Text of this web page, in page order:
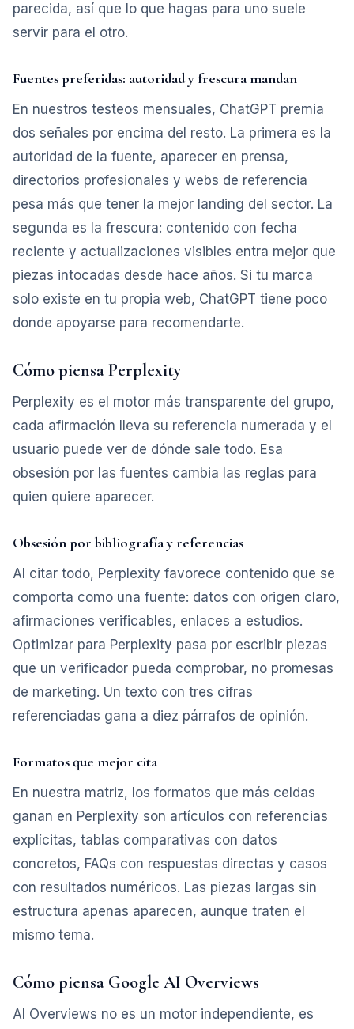
parecida, así que lo que hagas para uno suele
servir para el otro.
Fuentes preferidas: autoridad y frescura mandan
En nuestros testeos mensuales, ChatGPT premia
dos señales por encima del resto. La primera es la
autoridad de la fuente, aparecer en prensa,
directorios profesionales y webs de referencia
pesa más que tener la mejor landing del sector. La
segunda es la frescura: contenido con fecha
reciente y actualizaciones visibles entra mejor que
piezas intocadas desde hace años. Si tu marca
solo existe en tu propia web, ChatGPT tiene poco
donde apoyarse para recomendarte.
Cómo piensa Perplexity
Perplexity es el motor más transparente del grupo,
cada afirmación lleva su referencia numerada y el
usuario puede ver de dónde sale todo. Esa
obsesión por las fuentes cambia las reglas para
quien quiere aparecer.
Obsesión por bibliografía y referencias
Al citar todo, Perplexity favorece contenido que se
comporta como una fuente: datos con origen claro,
afirmaciones verificables, enlaces a estudios.
Optimizar para Perplexity pasa por escribir piezas
que un verificador pueda comprobar, no promesas
de marketing. Un texto con tres cifras
referenciadas gana a diez párrafos de opinión.
Formatos que mejor cita
En nuestra matriz, los formatos que más celdas
ganan en Perplexity son artículos con referencias
explícitas, tablas comparativas con datos
concretos, FAQs con respuestas directas y casos
con resultados numéricos. Las piezas largas sin
estructura apenas aparecen, aunque traten el
mismo tema.
Cómo piensa Google AI Overviews
AI Overviews no es un motor independiente, es